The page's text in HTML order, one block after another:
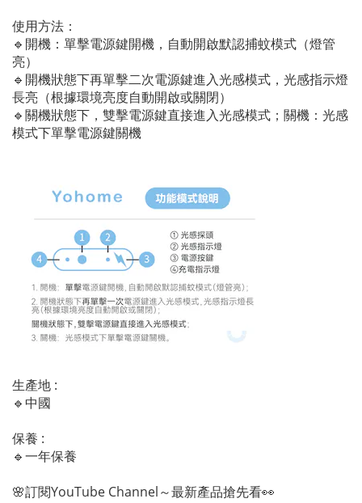
使用方法：
🔹開機：單擊電源鍵開機，自動開啟默認捕蚊模式（燈管
亮）
🔹開機狀態下再單擊二次電源鍵進入光感模式，光感指示燈
長亮（根據環境亮度自動開啟或關閉）
🔹關機狀態下，雙擊電源鍵直接進入光感模式；關機：光感
模式下單擊電源鍵關機
生產地 :
🔹中國
保養 :
🔹一年保養
🌸訂閱YouTube Channel～最新產品搶先看👀